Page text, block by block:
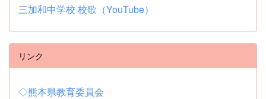
三加和中学校 校歌（YouTube）
リンク
◇熊本県教育委員会